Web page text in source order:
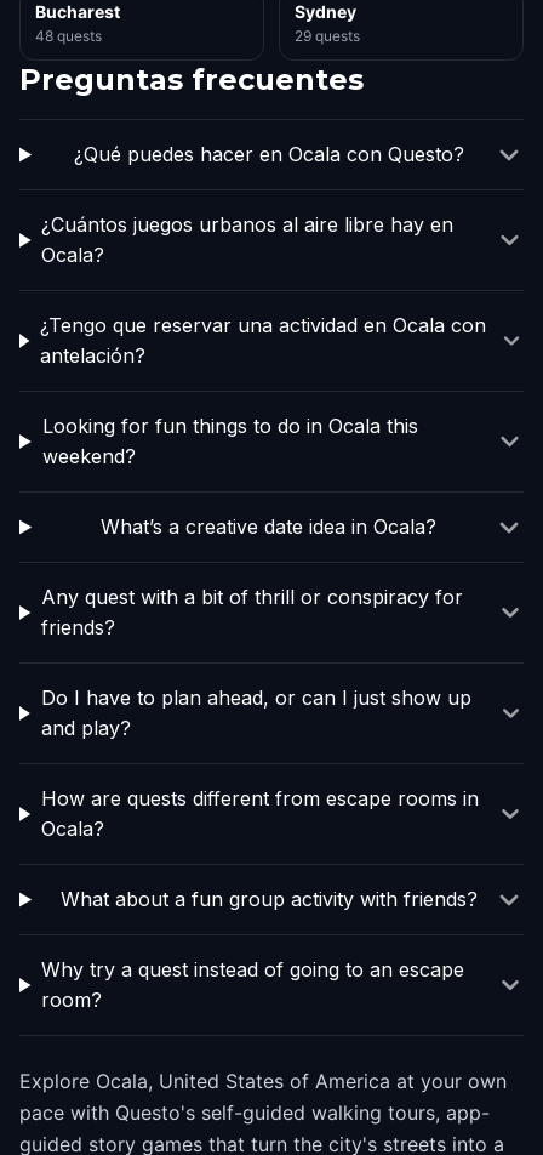
Bucharest
48 quests
Sydney
29 quests
Preguntas frecuentes
¿Qué puedes hacer en Ocala con Questo?
¿Cuántos juegos urbanos al aire libre hay en
Ocala?
¿Tengo que reservar una actividad en Ocala con
antelación?
Looking for fun things to do in Ocala this
weekend?
What’s a creative date idea in Ocala?
Any quest with a bit of thrill or conspiracy for
friends?
Do I have to plan ahead, or can I just show up
and play?
How are quests different from escape rooms in
Ocala?
What about a fun group activity with friends?
Why try a quest instead of going to an escape
room?
Explore Ocala, United States of America at your own
pace with Questo's self-guided walking tours, app-
guided story games that turn the city's streets into a